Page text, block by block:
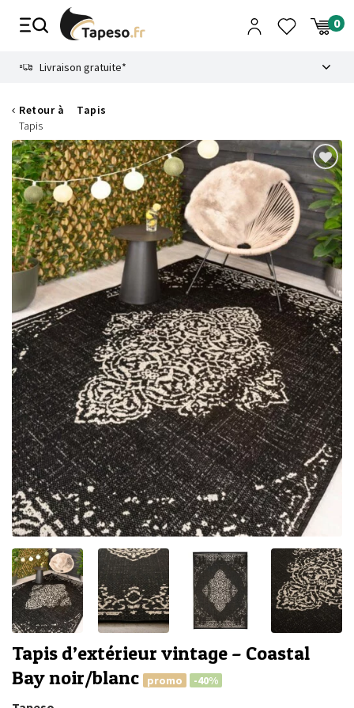
Livraison gratuite*
Retour à
Tapis
Tapis
Tapis d’extérieur vintage – Coastal
Bay noir/blanc
promo -40%